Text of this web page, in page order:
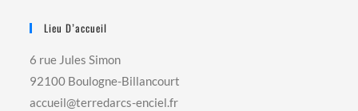
Lieu D’accueil
6 rue Jules Simon
92100 Boulogne-Billancourt
accueil@terredarcs-enciel.fr